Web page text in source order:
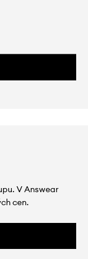
V Answear
cen.